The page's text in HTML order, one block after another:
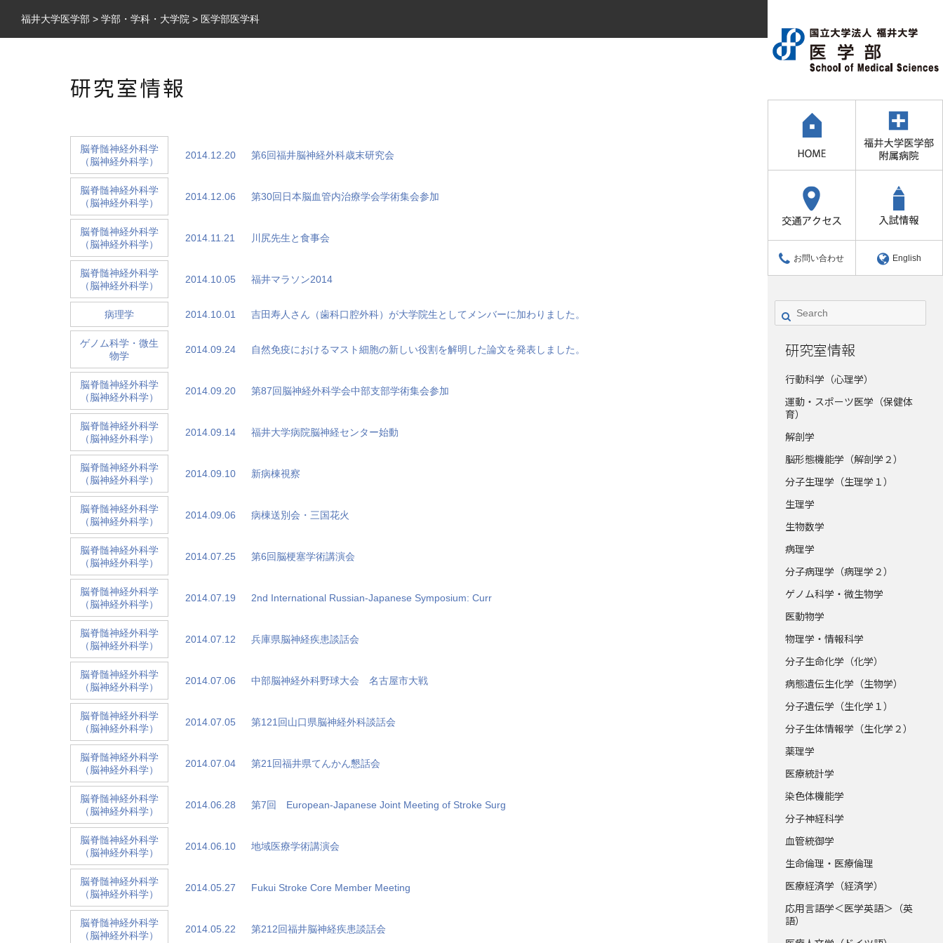
お問い合わせ English
研究室情報
行動科学（心理学）
運動・スポーツ医学（保健体
育）
解剖学
脳形態機能学（解剖学２）
分子生理学（生理学１）
生理学
生物数学
病理学
分子病理学（病理学２）
ゲノム科学・微生物学
医動物学
物理学・情報科学
分子生命化学（化学）
病態遺伝生化学（生物学）
分子遺伝学（生化学１）
分子生体情報学（生化学２）
薬理学
医療統計学
染色体機能学
分子神経科学
血管統御学
生命倫理・医療倫理
医療経済学（経済学）
応用言語学＜医学英語＞（英
語）
福井大学医学部 > 学部・学科・大学院 > 医学部医学科
研究室情報
脳脊髄神経外科学
（脳神経外科学）
2014.12.20 第6回福井脳神経外科歳末研究会
脳脊髄神経外科学
（脳神経外科学）
2014.12.06 第30回日本脳血管内治療学会学術集会参加
脳脊髄神経外科学
（脳神経外科学）
2014.11.21 川尻先生と食事会
脳脊髄神経外科学
（脳神経外科学）
2014.10.05 福井マラソン2014
病理学 2014.10.01 吉田寿人さん（歯科口腔外科）が大学院生としてメンバーに加わりました。
ゲノム科学・微生
物学
2014.09.24 自然免疫におけるマスト細胞の新しい役割を解明した論文を発表しました。
脳脊髄神経外科学
（脳神経外科学）
2014.09.20 第87回脳神経外科学会中部支部学術集会参加
脳脊髄神経外科学
（脳神経外科学）
2014.09.14 福井大学病院脳神経センター始動
脳脊髄神経外科学
（脳神経外科学）
2014.09.10 新病棟視察
脳脊髄神経外科学
（脳神経外科学）
2014.09.06 病棟送別会・三国花火
脳脊髄神経外科学
（脳神経外科学）
2014.07.25 第6回脳梗塞学術講演会
脳脊髄神経外科学
（脳神経外科学）
2014.07.19 2nd International Russian-Japanese Symposium: Curr
脳脊髄神経外科学
（脳神経外科学）
2014.07.12 兵庫県脳神経疾患談話会
脳脊髄神経外科学
（脳神経外科学）
2014.07.06 中部脳神経外科野球大会 名古屋市大戦
脳脊髄神経外科学
（脳神経外科学）
2014.07.05 第121回山口県脳神経外科談話会
脳脊髄神経外科学
（脳神経外科学）
2014.07.04 第21回福井県てんかん懇話会
脳脊髄神経外科学
（脳神経外科学）
2014.06.28 第7回 European-Japanese Joint Meeting of Stroke Surg
脳脊髄神経外科学
（脳神経外科学）
2014.06.10 地域医療学術講演会
脳脊髄神経外科学
（脳神経外科学）
2014.05.27 Fukui Stroke Core Member Meeting
脳脊髄神経外科学
（脳神経外科学）
2014.05.22 第212回福井脳神経疾患談話会